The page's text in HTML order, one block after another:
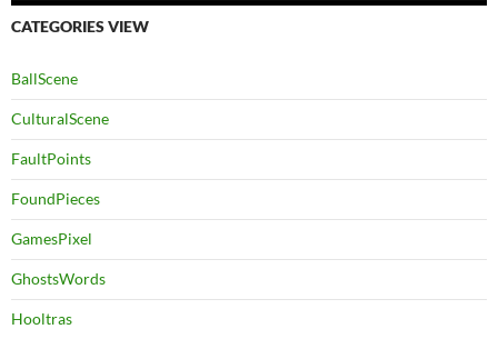
CATEGORIES VIEW
BallScene
CulturalScene
FaultPoints
FoundPieces
GamesPixel
GhostsWords
Hooltras